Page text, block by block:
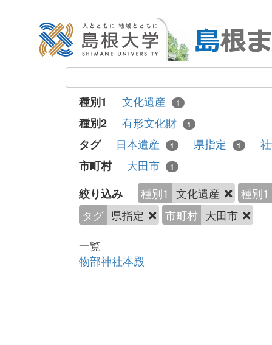
種別1 文化遺産 1
種別2 有形文化財 1
タグ 日本遺産 1 県指定 1
市町村
大田市 1
絞り込み 種別1 文化遺産
種別1
タグ 県指定 市町村 大田市
一覧
物部神社本殿